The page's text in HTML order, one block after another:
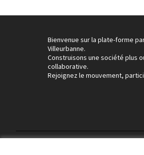
Bienvenue sur la plate-forme
Villeurbanne.
Construisons une société plus
collaborative.
Rejoignez le mouvement,